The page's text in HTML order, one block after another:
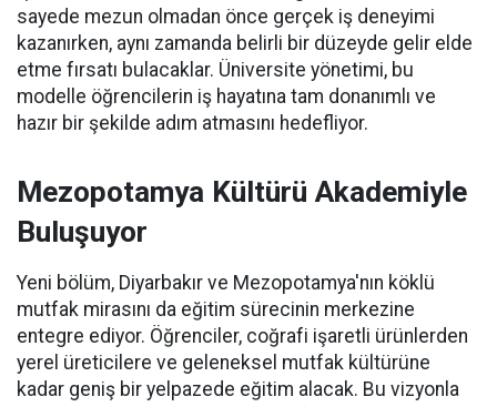
sayede mezun olmadan önce gerçek iş deneyimi
kazanırken, aynı zamanda belirli bir düzeyde gelir elde
etme fırsatı bulacaklar. Üniversite yönetimi, bu
modelle öğrencilerin iş hayatına tam donanımlı ve
hazır bir şekilde adım atmasını hedefliyor.
Mezopotamya Kültürü Akademiyle
Buluşuyor
Yeni bölüm, Diyarbakır ve Mezopotamya'nın köklü
mutfak mirasını da eğitim sürecinin merkezine
entegre ediyor. Öğrenciler, coğrafi işaretli ürünlerden
yerel üreticilere ve geleneksel mutfak kültürüne
kadar geniş bir yelpazede eğitim alacak. Bu vizyonla